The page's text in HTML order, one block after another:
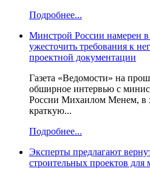
Подробнее...
Минстрой России намерен
ужесточить требования к
проектной документации
Газета «Ведомости» на
обширное интервью с
России Михаилом Менем, в
краткую...
Подробнее...
Эксперты предлагают
строительных проектов для